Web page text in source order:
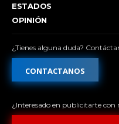
ESTADOS
OPINIÓN
¿Tienes alguna duda?
CONTACTANOS
¿Interesado en publicitarte con